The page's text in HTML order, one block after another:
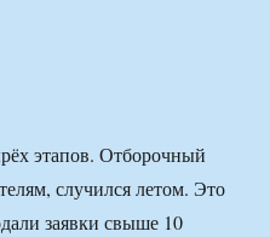
этапов. Отборочный
случился летом. Это
заявки свыше 10